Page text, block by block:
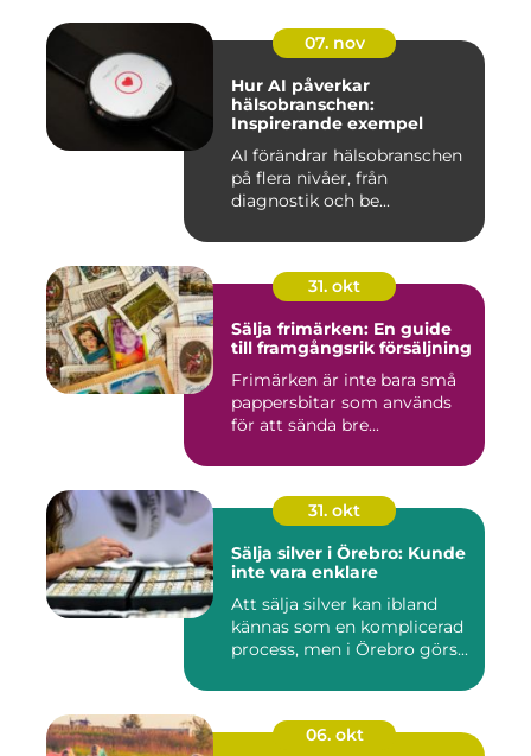
07. nov
Hur AI påverkar
hälsobranschen:
Inspirerande exempel
AI förändrar hälsobranschen
på flera nivåer, från
diagnostik och be...
31. okt
Sälja frimärken: En guide
till framgångsrik försäljning
Frimärken är inte bara små
pappersbitar som används
för att sända bre...
31. okt
Sälja silver i Örebro: Kunde
inte vara enklare
Att sälja silver kan ibland
kännas som en komplicerad
process, men i Örebro görs...
06. okt